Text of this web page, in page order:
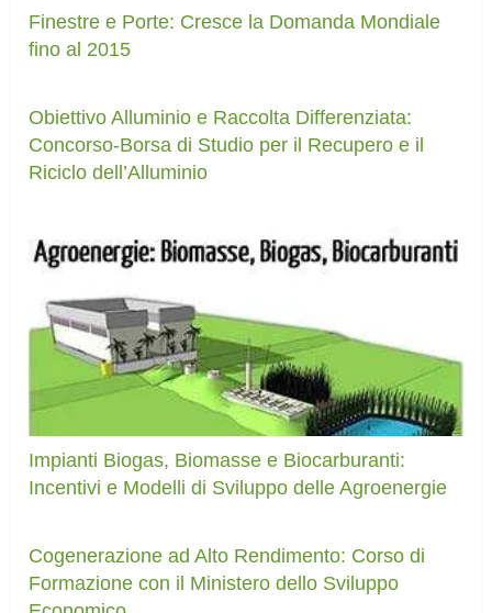
Finestre e Porte: Cresce la Domanda Mondiale
fino al 2015
Obiettivo Alluminio e Raccolta Differenziata:
Concorso-Borsa di Studio per il Recupero e il
Riciclo dell’Alluminio
Impianti Biogas, Biomasse e Biocarburanti:
Incentivi e Modelli di Sviluppo delle Agroenergie
Cogenerazione ad Alto Rendimento: Corso di
Formazione con il Ministero dello Sviluppo